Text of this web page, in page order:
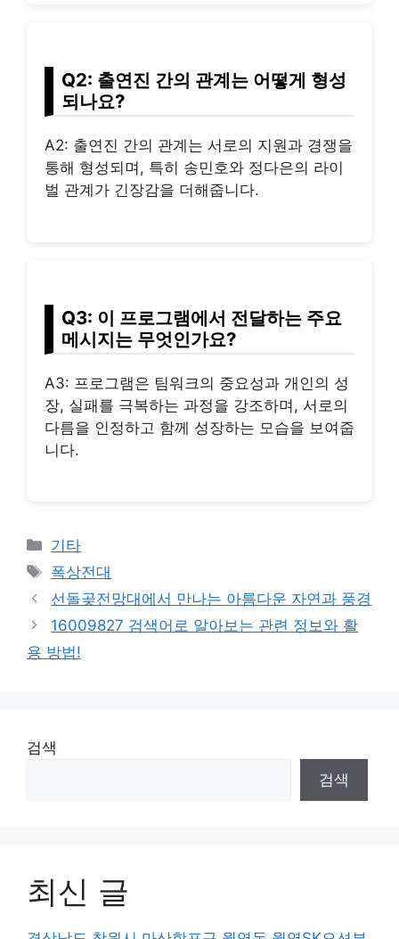
Q2: 출연진 간의 관계는 어떻게 형성
되나요?
A2: 출연진 간의 관계는 서로의 지원과 경쟁을
통해 형성되며, 특히 송민호와 정다은의 라이
벌 관계가 긴장감을 더해줍니다.
Q3: 이 프로그램에서 전달하는 주요
메시지는 무엇인가요?
A3: 프로그램은 팀워크의 중요성과 개인의 성
장, 실패를 극복하는 과정을 강조하며, 서로의
다름을 인정하고 함께 성장하는 모습을 보여줍
니다.
Categories
기타
Tags
폭상전대
선돌곶전망대에서 만나는 아름다운 자연과 풍경
16009827 검색어로 알아보는 관련 정보와 활
용 방법!
검색
검색
최신 글